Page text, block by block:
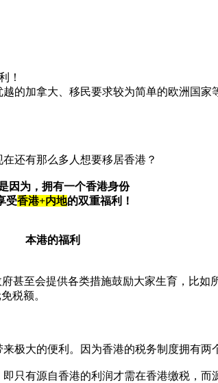
！
的加拿大、移民要求较为简单的欧洲国
因为，拥有一个香港身份
受香港+内地的双重福利！
本港的福利
甚至会提供各类措施鼓励大家生育，比
税额。
极大的便利。因为香港的税务制度拥有两
有源自香港的利润才需在香港缴税，而